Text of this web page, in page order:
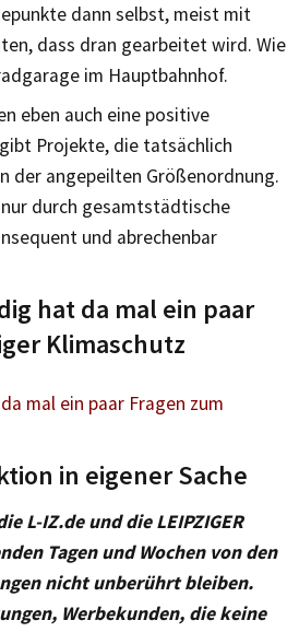
dann selbst, meist mit
dass dran gearbeitet wird. Wie
im Hauptbahnhof.
eben auch eine positive
Projekte, die tatsächlich
der angepeilten Größenordnung.
durch gesamtstädtische
und abrechenbar
hat da mal ein paar
Klimaschutz
mal ein paar Fragen zum
in eigener Sache
L-IZ.de und die LEIPZIGER
Tagen und Wochen von den
nicht unberührt bleiben.
Werbekunden, die keine